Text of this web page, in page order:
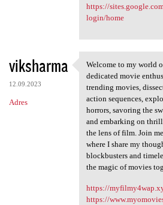
https://
login/home
viksharma
12.09.2023
Adres
Welcome to my
Welcome to my world
dedicated movie
trending movies,
action sequences,
horrors, savoring the
and embarking on
the lens of film. Join
where I share my
blockbusters and
the magic of movies
https://
https://